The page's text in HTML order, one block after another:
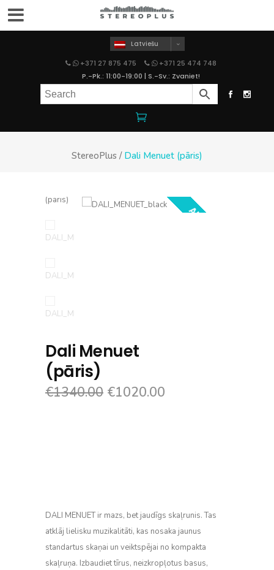
Latviešu
+371 27 875 475
+371 25 474 748
P.-Pk.: 11:00-19:00 | S.-Sv.: Zvaniet!
StereoPlus / Dali Menuet (pāris)
AKCIJA!
Dali Menuet
(pāris)
€1340.00 €1020.00
DALI MENUET ir mazs, bet jaudīgs skaļrunis. Tas
atklāj lielisku muzikalitāti, kas nosaka jaunus
standartus skaņai un veiktspējai no kompakta
skaļruņa. Izbaudiet tīrus, neizkropļotus basus,